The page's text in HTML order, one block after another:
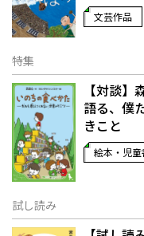
文芸作品
特集
【対談
語る、僕
きこと
絵本・児童
試し読み